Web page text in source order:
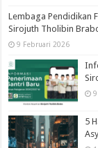
Lembaga Pendidikan
Sirojuth Tholibin
9 Februari 2026
5